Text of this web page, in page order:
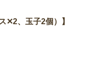
✕2、玉子2個）】